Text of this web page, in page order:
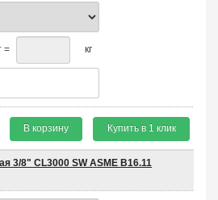
= кг
В корзину Купить в 1 клик
3/8" CL3000 SW ASME B16.11